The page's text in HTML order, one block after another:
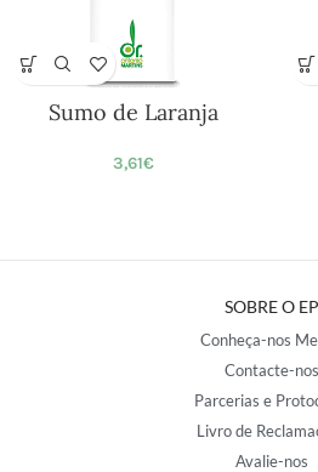
Sumo de Laranja
3,61€
SOBRE O EP
Conheça-nos
Contacte-nos
Parcerias e
Livro de
Avalie-nos